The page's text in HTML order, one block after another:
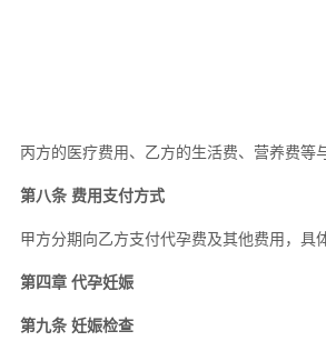
丙方的医疗费用、乙方的生活费、营养费等
第八条 费用支付方式
甲方分期向乙方支付代孕费及其他费用，具
第四章 代孕妊娠
第九条 妊娠检查